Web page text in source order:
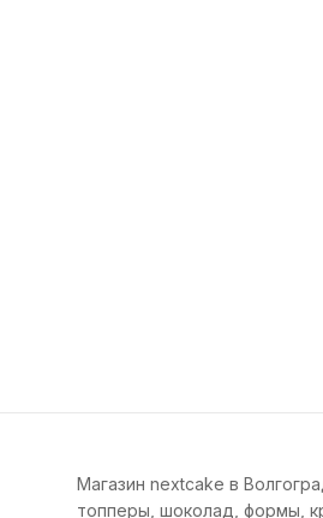
Магазин nextcake в
топперы, шоколад, формы,